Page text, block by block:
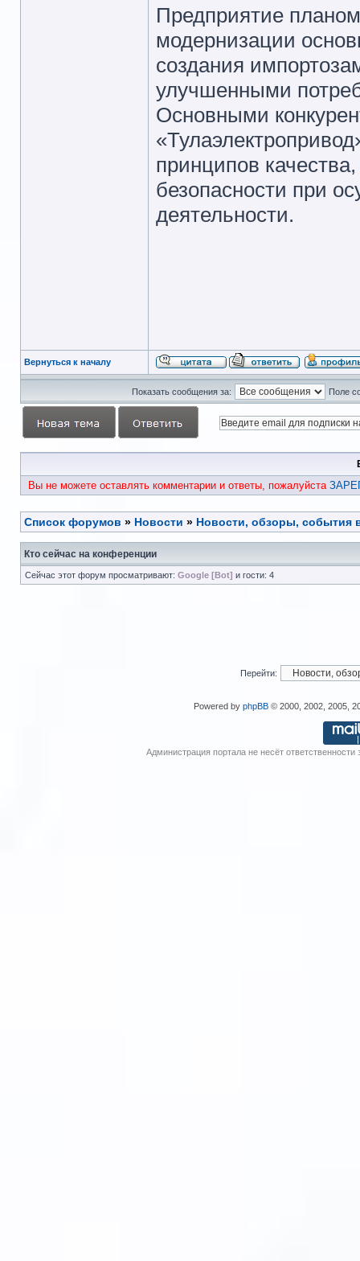
Предприятие
модернизации
создания
улучшенными
Основными
принципов
безопасности при
деятельности.
Вернуться к началу
Показать сообщения за: Поле
Вы не можете оставлять комментарии и ответы, пожалуйста
Список форумов » Новости » Новости, обзоры, события
Кто сейчас на конференции
Сейчас этот форум просматривают: Google [Bot] и гости: 4
Перейти:
Powered by phpBB© 2000, 2002, 2005,
Администрация портала не несёт